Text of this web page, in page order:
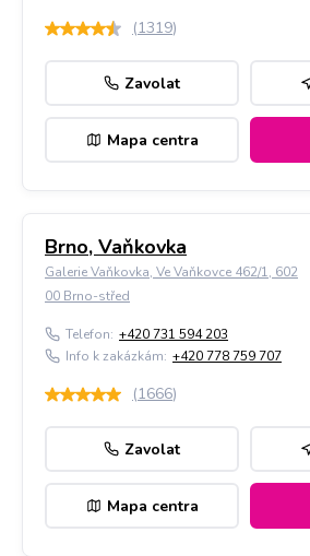
(1319)
Zavolat
Mapa centra
Brno, Vaňkovka
Galerie Vaňkovka, Ve Vaňkovce 462/1, 602
00 Brno-střed
Telefon: +420 731 594 203
Info k zakázkám: +420 778 759 707
(1666)
Zavolat
Mapa centra